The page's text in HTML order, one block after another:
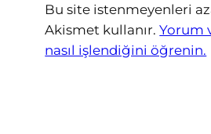
Bu site istenmeyenleri
Akismet kullanır.Yorum
nasıl işlendiğini öğrenin.